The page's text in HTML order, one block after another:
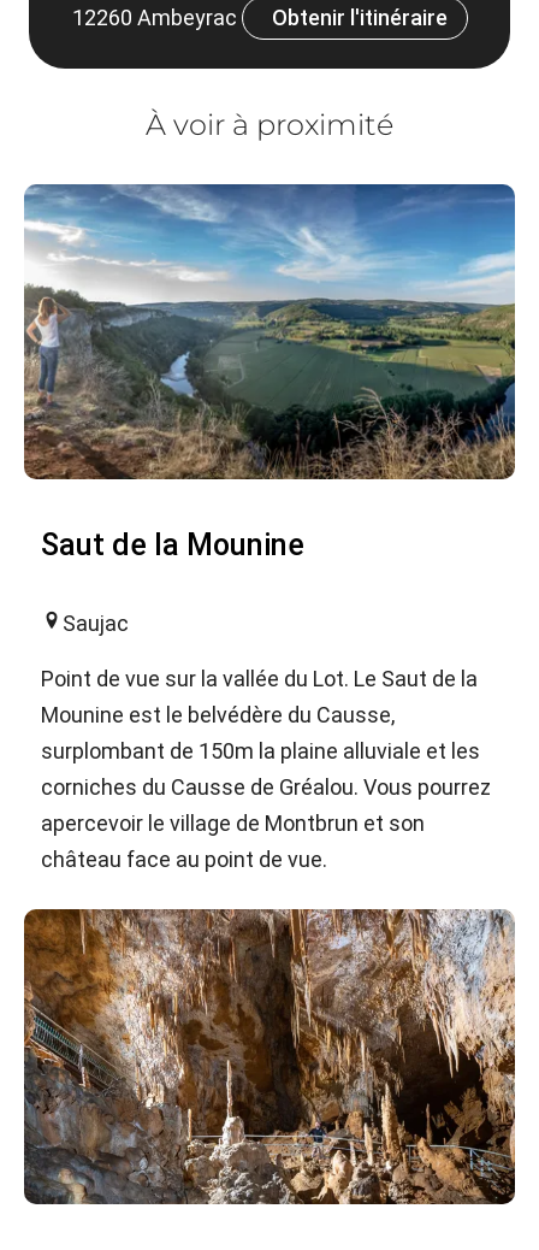
12260 Ambeyrac
Obtenir l'itinéraire
À voir à proximité
Saut de la Mounine
Saujac
Point de vue sur la vallée du Lot. Le Saut de la
Mounine est le belvédère du Causse,
surplombant de 150m la plaine alluviale et les
corniches du Causse de Gréalou. Vous pourrez
apercevoir le village de Montbrun et son
château face au point de vue.